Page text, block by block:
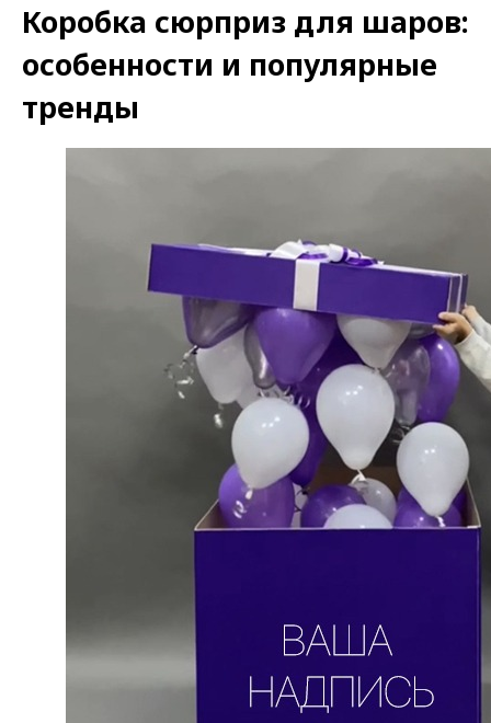
Коробка сюрприз для шаров:
особенности и популярные
тренды